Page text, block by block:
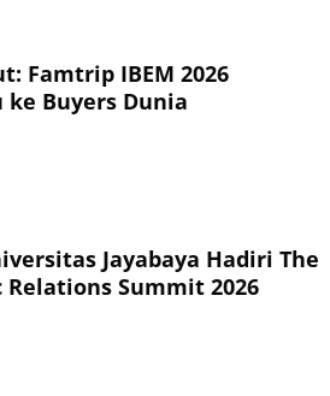
Famtrip IBEM 2026
Buyers Dunia
Jayabaya Hadiri The
Summit 2026